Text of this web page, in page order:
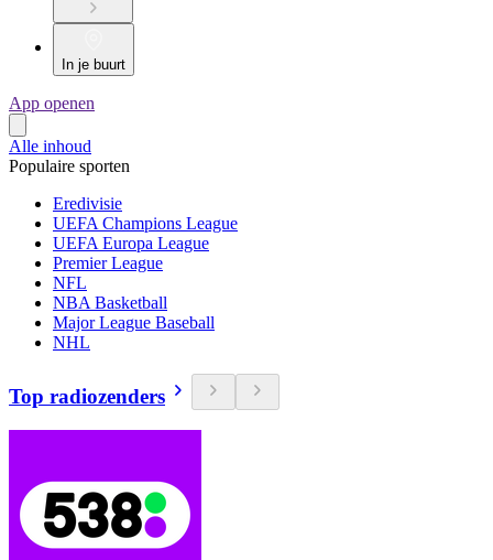
In je buurt
App openen
Alle inhoud
Populaire sporten
Eredivisie
UEFA Champions League
UEFA Europa League
Premier League
NFL
NBA Basketball
Major League Baseball
NHL
Top radiozenders